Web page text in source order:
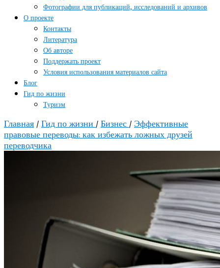
Фотографии для публикаций, исследований и архивов
О проекте
Контакты
Литература
Об авторе
Поддержать проект
Условия использования материалов сайта
Блог
Гид по жизни
Туризм
Главная / Гид по жизни / Бизнес / Эффективные
правовые переводы: как избежать ложных друзей
переводчика